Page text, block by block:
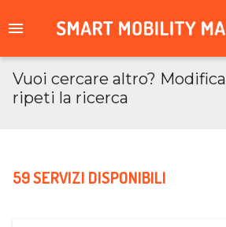
Vuoi cercare altro?
ripeti la ricerca
59 SERVIZI DISPONIBILI